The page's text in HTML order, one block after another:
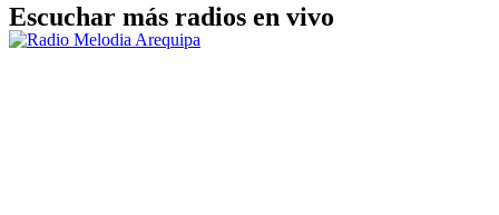
Escuchar más radios en vivo